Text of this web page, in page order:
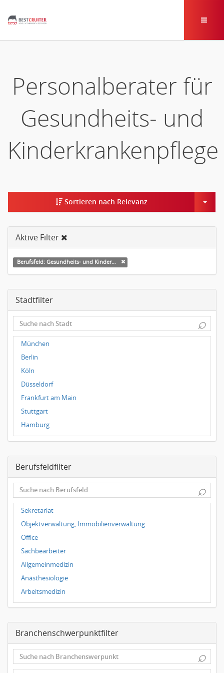
Personalberater für
Gesundheits- und
Kinderkrankenpflege
Sortieren nach Relevanz
Aktive Filter
Berufsfeld: Gesundheits- und Kinderkrankenpflege
Stadtfilter
⌕
München
Berlin
Köln
Düsseldorf
Frankfurt am Main
Stuttgart
Hamburg
Frankfurt
Magdeburg
Leipzig
Dortmund
Wuppertal
Hallbergmoos
Würzburg
Grünwald
Ulm
Bielefeld
Hannover
Duisburg
Berufsfeldfilter
⌕
Sekretariat
Objektverwaltung, Immobilienverwaltung
Office
Sachbearbeiter
Allgemeinmedizin
Anästhesiologie
Arbeitsmedizin
Augenheilkunde
Frauenheilkunde, Geburtshilfe
Hals-Nasen-Ohrenheilkunde
Hautkrankheiten, Geschlechtskrankheiten
Branchenschwerpunktfilter
⌕